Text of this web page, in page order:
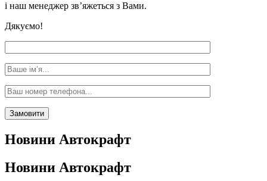
і наш менеджер зв’яжеться з Вами.
Дякуємо!
Новини Автокрафт
Новини Автокрафт